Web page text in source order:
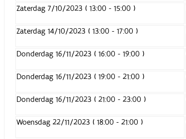
Zaterdag 7/10/2023 ( 13:00 - 15:00 )
Zaterdag 14/10/2023 ( 13:00 - 17:00 )
Donderdag 16/11/2023 ( 16:00 - 19:00 )
Donderdag 16/11/2023 ( 19:00 - 21:00 )
Donderdag 16/11/2023 ( 21:00 - 23:00 )
Woensdag 22/11/2023 ( 18:00 - 21:00 )